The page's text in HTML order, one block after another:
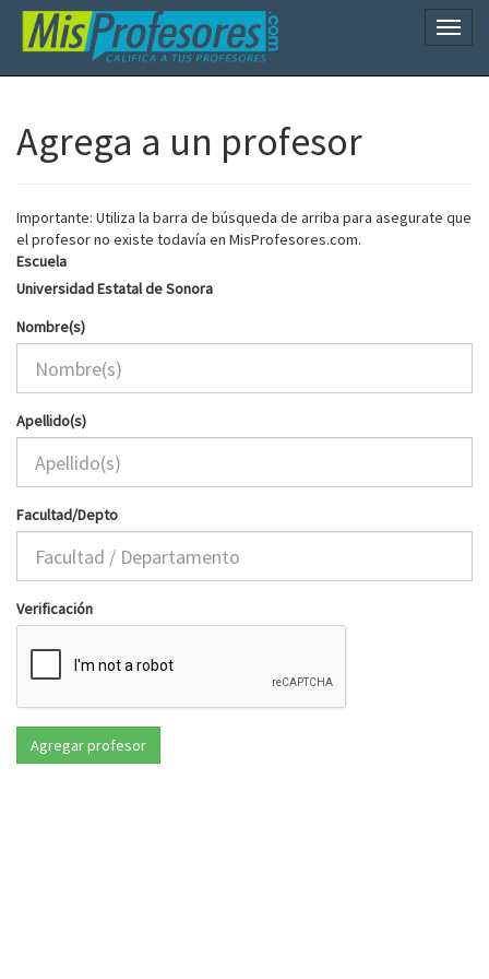
Agrega a un profesor
Importante: Utiliza la barra de búsqueda de arriba para asegurate que
el profesor no existe todavía en MisProfesores.com.
Escuela
Universidad Estatal de Sonora
Nombre(s)
Apellido(s)
Facultad/Depto
Verificación